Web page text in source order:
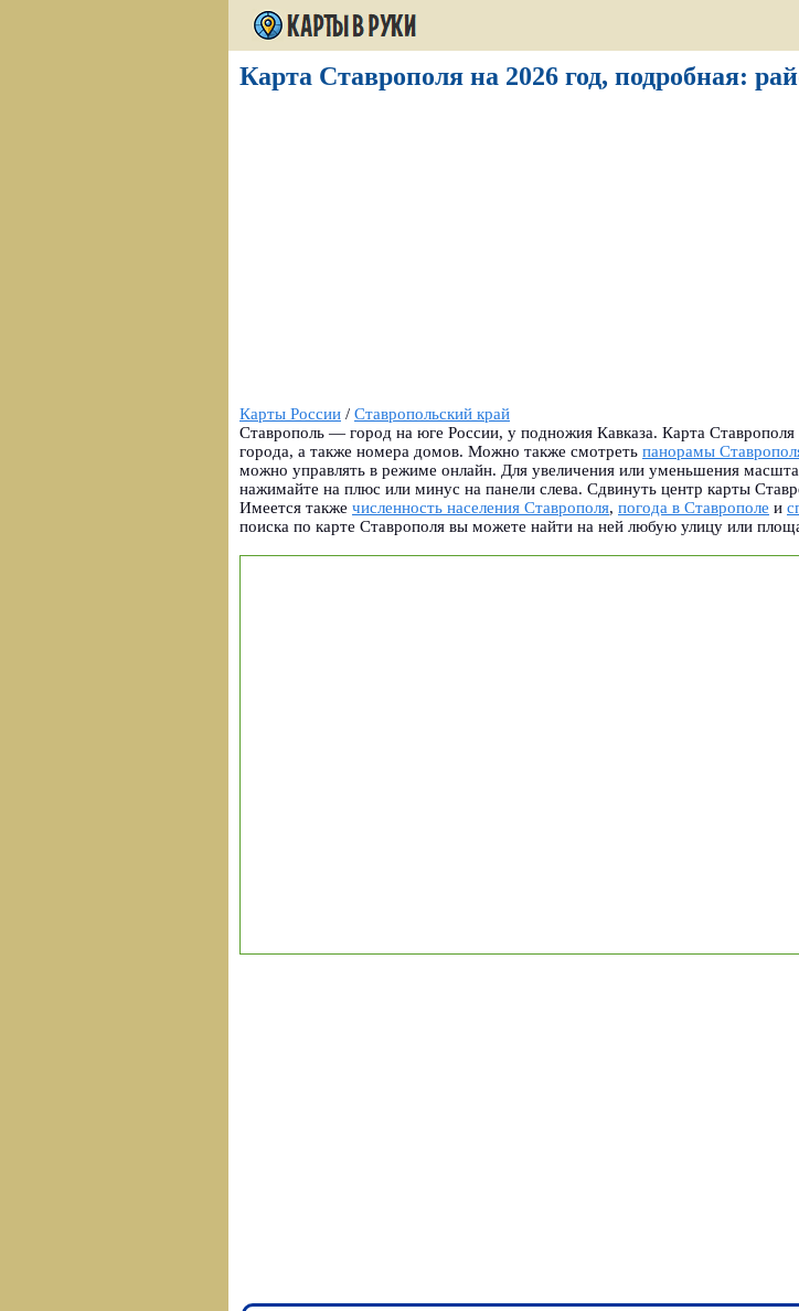
Карта Ставрополя на 2026 год, подробная:
Карты России / Ставропольский край
Ставрополь — город на юге России, у подножия Кавказа. Карта
города, а также номера домов. Можно также смотреть панорамы
можно управлять в режиме онлайн. Для увеличения или уменьшения
нажимайте на плюс или минус на панели слева. Сдвинуть центр карты
Имеется также численность населения Ставрополя, погода в Ставрополе и
поиска по карте Ставрополя вы можете найти на ней любую улицу или